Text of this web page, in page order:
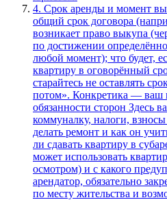
4. Срок аренды и момент
общий срок договора
возникает право выкупа
по достижении
любой момент); что будет,
квартиру в оговорённый
старайтесь не оставлять
потом». Конкретика — ваш
обязанности сторон Здесь
коммуналку, налоги,
делать ремонт и как он
ли сдавать квартиру в
может использовать
осмотром) и с какого
арендатор, обязательно
по месту жительства и